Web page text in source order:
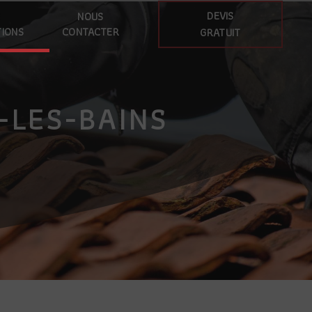
NOUS
CONTACTER
DEVIS
GRATUIT
LES-BAINS